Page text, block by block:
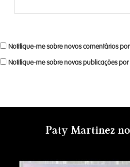
Notifique-me sobre novos comentários
Notifique-me sobre novas publicações
Paty Martinez